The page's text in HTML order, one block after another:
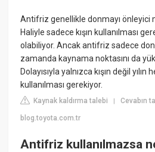
Antifriz genellikle donmayı önleyici
Haliyle sadece kışın kullanılması
olabiliyor. Ancak antifriz sadece
zamanda kaynama noktasını da
Dolayısıyla yalnızca kışın değil
kullanılması gerekiyor.
Kaynak kaldırma talebi |Cevabın
blog.toyota.com.tr
Antifriz kullanılmazsa